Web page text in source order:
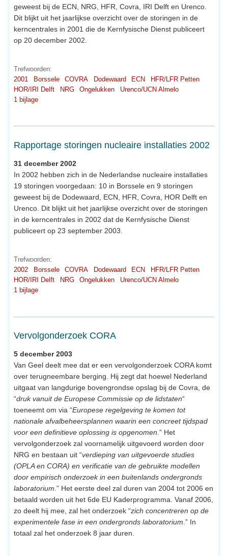
geweest bij de ECN, NRG, HFR, Covra, IRI Delft en Urenco.
Dit blijkt uit het jaarlijkse overzicht over de storingen in de
kerncentrales in 2001 die de Kernfysische Dienst publiceert
op 20 december 2002.
Trefwoorden:
2001
Borssele COVRA Dodewaard ECN
HFR/LFR Petten
HOR/IRI Delft
NRG Ongelukken
Urenco/UCN Almelo
1 bijlage
Rapportage storingen nucleaire installaties 2002
31 december 2002
In 2002 hebben zich in de Nederlandse nucleaire installaties
19 storingen voorgedaan: 10 in Borssele en 9 storingen
geweest bij de Dodewaard, ECN, HFR, Covra, HOR Delft en
Urenco. Dit blijkt uit het jaarlijkse overzicht over de storingen
in de kerncentrales in 2002 dat de Kernfysische Dienst
publiceert op 23 september 2003.
Trefwoorden:
2002
Borssele COVRA Dodewaard ECN
HFR/LFR Petten
HOR/IRI Delft
NRG Ongelukken
Urenco/UCN Almelo
1 bijlage
Vervolgonderzoek CORA
5 december 2003
Van Geel deelt mee dat er een vervolgonderzoek CORA komt
over terugneembare berging. Hij zegt dat hoewel Nederland
uitgaat van langdurige bovengrondse opslag bij de Covra, de
“druk vanuit de Europese Commissie op de lidstaten“
toeneemt om via “Europese regelgeving te komen tot
nationale afvalbeheersplannen waarin een concreet tijdspad
voor een definitieve oplossing is opgenomen.” Het
vervolgonderzoek zal voornamelijk uitgevoerd worden door
NRG en bestaan uit “verdieping van uitgevoerde studies
(OPLA en CORA) en verificatie van de gebruikte modellen
door empirisch onderzoek in een buitenlands ondergronds
laboratorium.” Het eerste deel zal duren van 2004 tot 2006 en
betaald worden uit het 6de EU Kaderprogramma. Vanaf 2006,
zo deelt hij mee, zal het onderzoek “zich concentreren op de
experimentele fase in een ondergronds laboratorium.” In
totaal zal het onderzoek 8 jaar duren.